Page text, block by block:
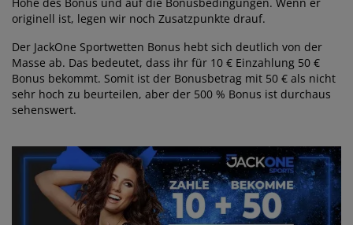
Höhe des Bonus und auf die Bonusbedingungen. Wenn er
originell ist, legen wir noch Zusatzpunkte drauf.
Der JackOne Sportwetten Bonus hebt sich deutlich von der
Masse ab. Das bedeutet, dass ihr für 10 € Einzahlung 50 €
Bonus bekommt. Somit ist der Bonusbetrag mit 50 € als nicht
sehr hoch zu beurteilen, aber der 500 % Bonus ist durchaus
sehenswert.